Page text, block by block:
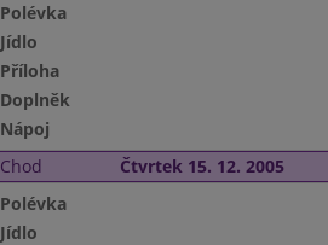
Polévka
Jídlo
Příloha
Doplněk
Nápoj
Chod Čtvrtek 15. 12. 2005
Polévka
Jídlo